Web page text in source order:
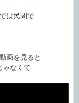
は民間で
画を見ると
ゃなくて